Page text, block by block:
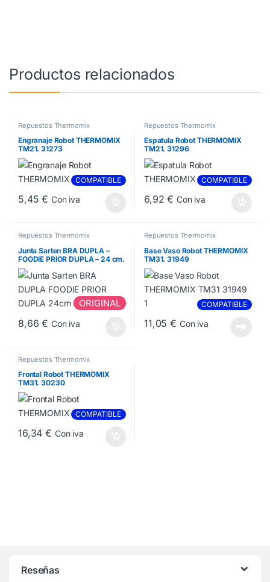
Productos relacionados
Repuestos Thermomix
Engranaje Robot THERMOMIX
TM21. 31273
COMPATIBLE
5,45€ Con iva
Repuestos Thermomix
Espatula Robot THERMOMIX
TM21. 31296
COMPATIBLE
6,92€ Con iva
Repuestos Thermomix
Junta Sarten BRA DUPLA –
FOODIE PRIOR DUPLA – 24 cm.
991443
ORIGINAL
8,66€ Con iva
Repuestos Thermomix
Base Vaso Robot THERMOMIX
TM31. 31949
COMPATIBLE
11,05€ Con iva
Repuestos Thermomix
Frontal Robot THERMOMIX
TM31. 30230
COMPATIBLE
16,34€ Con iva
Reseñas